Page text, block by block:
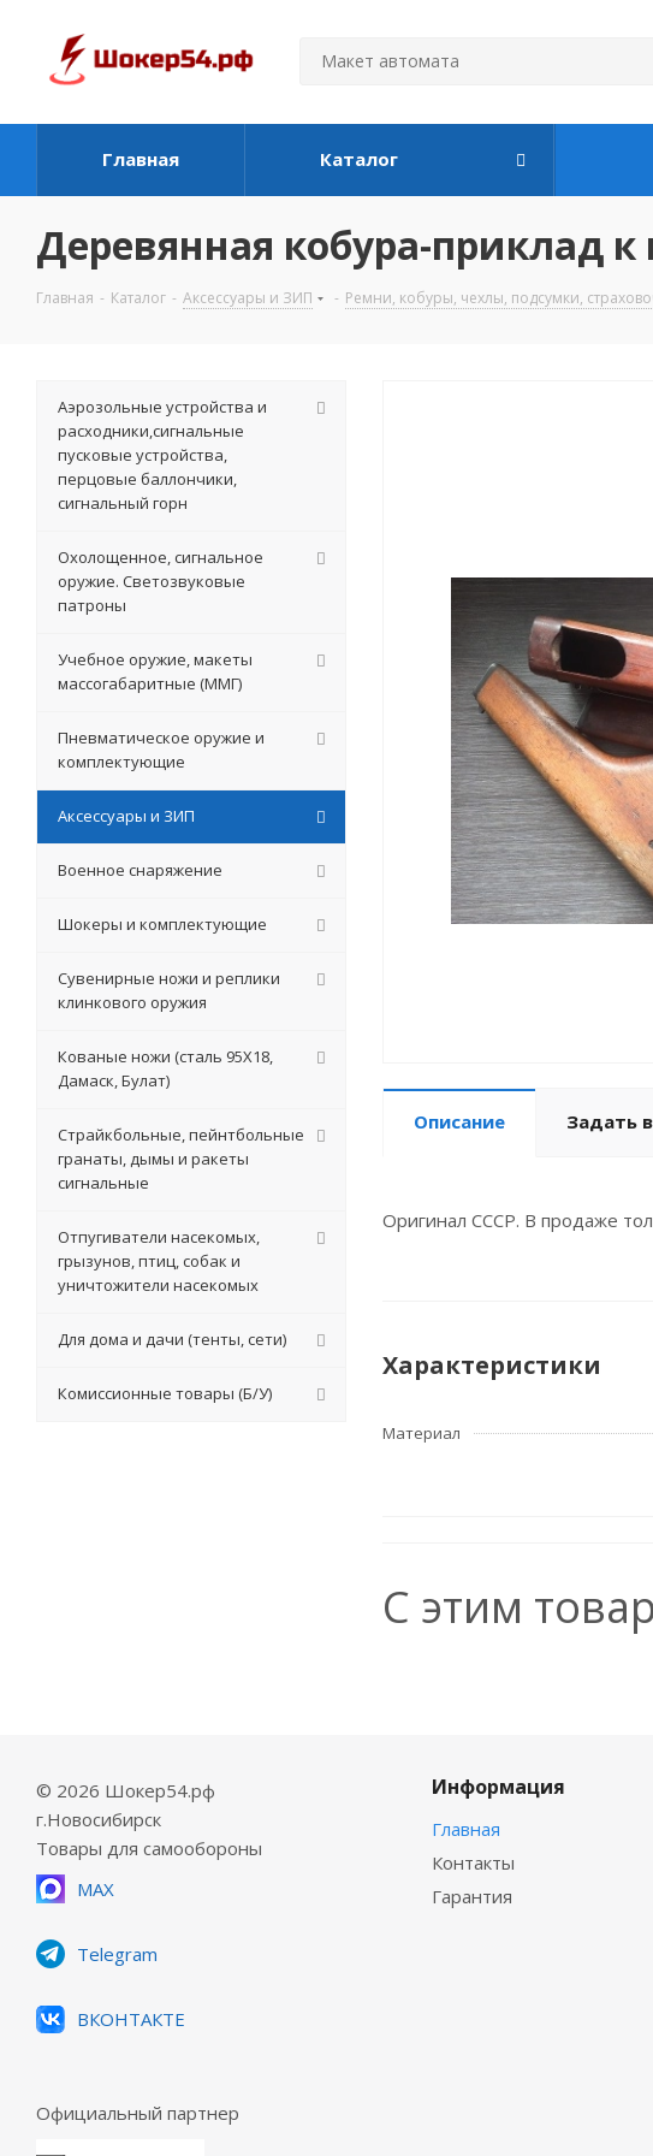
Главная Каталог
Деревянная кобура-приклад
Главная - Каталог - Аксессуары и ЗИП - Ремни, кобуры, чехлы, подсумки,
Описание Задать
Оригинал СССР. В продаже
Характеристики
Материал
С этим
Аэрозольные устройства и
расходники,сигнальные
пусковые устройства,
перцовые баллончики,
сигнальный горн
Охолощенное, сигнальное
оружие. Светозвуковые
патроны
Учебное оружие, макеты
массогабаритные (ММГ)
Пневматическое оружие и
комплектующие
Аксессуары и ЗИП
Военное снаряжение
Шокеры и комплектующие
Сувенирные ножи и реплики
клинкового оружия
Кованые ножи (сталь 95Х18,
Дамаск, Булат)
Страйкбольные, пейнтбольные
гранаты, дымы и ракеты
сигнальные
Отпугиватели насекомых,
грызунов, птиц, собак и
уничтожители насекомых
Для дома и дачи (тенты, сети)
Комиссионные товары (Б/У)
© 2026 Шокер54.рф
г.Новосибирск
Товары для самообороны
MAX
Telegram
ВКОНТАКТЕ
Официальный партнер
Информация
Главная
Контакты
Гарантия